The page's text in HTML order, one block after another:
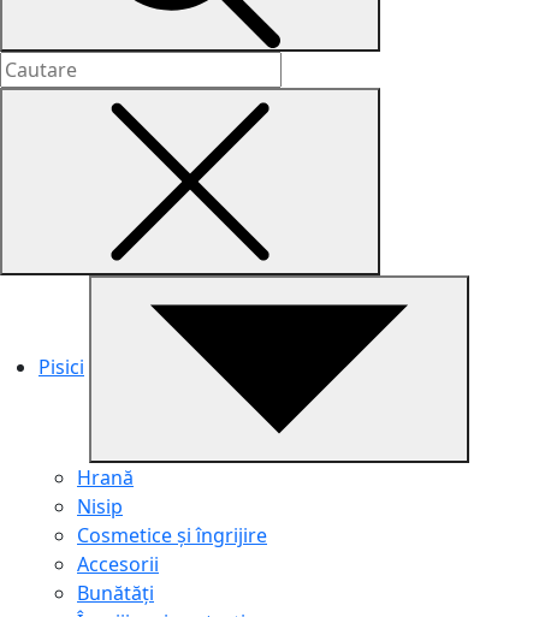
Pisici
Hrană
Nisip
Cosmetice și îngrijire
Accesorii
Bunătăți